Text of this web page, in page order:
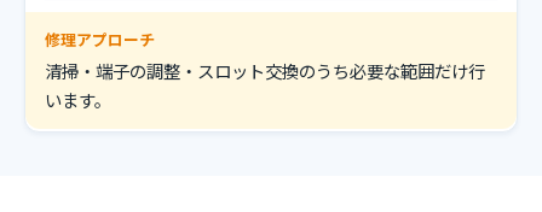
修理アプローチ
清掃・端子の調整・スロット交換のうち必要な範囲だけ行
います。